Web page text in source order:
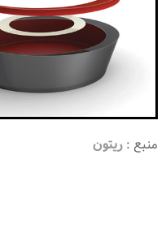
منبع :ریتون